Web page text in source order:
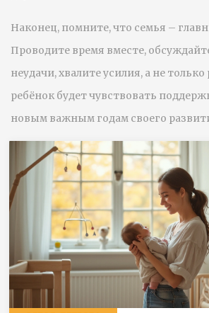
Наконец, помните, что семья –
Проводите время вместе,
неудачи, хвалите усилия, а не только
ребёнок будет чувствовать
новым важным годам своего